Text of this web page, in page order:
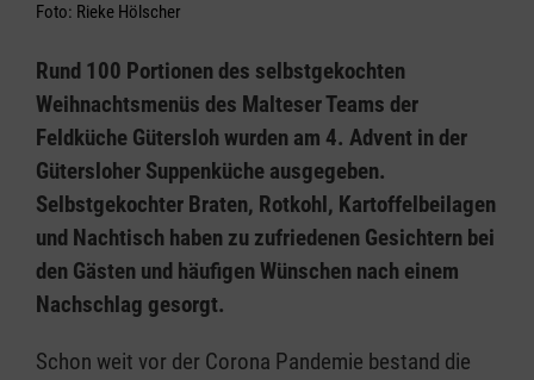
Foto: Rieke Hölscher
Rund 100 Portionen des selbstgekochten
Weihnachtsmenüs des Malteser Teams der
Feldküche Gütersloh wurden am 4. Advent in der
Gütersloher Suppenküche ausgegeben.
Selbstgekochter Braten, Rotkohl, Kartoffelbeilagen
und Nachtisch haben zu zufriedenen Gesichtern bei
den Gästen und häufigen Wünschen nach einem
Nachschlag gesorgt.
Schon weit vor der Corona Pandemie bestand die